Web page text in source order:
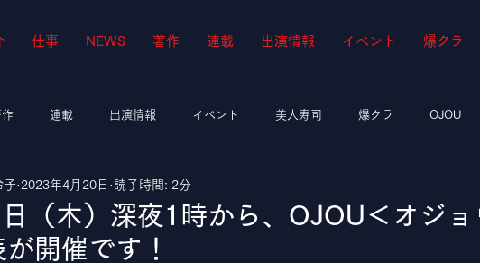
仕事 NEWS 著作 連載 出演情報 イベント 爆クラ
作 連載 出演情報 イベント 美人寿司 爆クラ OJOU
ブ YouTube
（木）深夜1時から、OJOU＜オジョ
開催です！
子 2023年4月20日 読了時間: 2分